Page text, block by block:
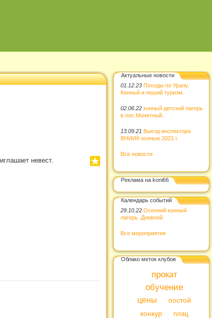
невест.
Актуальные новости
01.12.23 Походы по Уралу.
Конный и пеший туризм.
02.06.22 конный детский лагерь
в пос.Монетный.
13.09.21 Выезд инспектора
ВНИИК осенью 2021 г.
Все новости
Реклама на koni66
Календарь событий
29.10.22 Осенний конный
лагерь. Дневной.
Все мероприятия
Облако меток клубов
прокат
обучение
цены
постой
конкур
плац